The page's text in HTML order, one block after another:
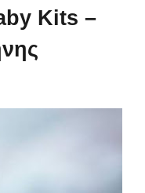
Kits –